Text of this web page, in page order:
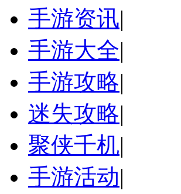
手游资讯|
手游大全|
手游攻略|
迷失攻略|
聚侠千机|
手游活动|